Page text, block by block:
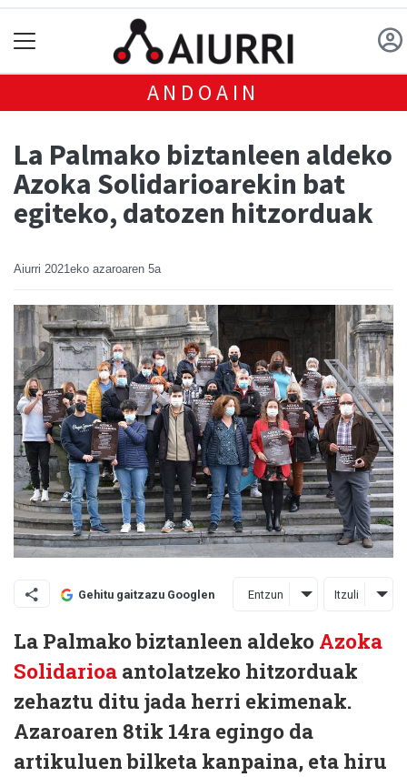
ANDOAIN
La Palmako biztanleen aldeko
Azoka Solidarioarekin bat
egiteko, datozen hitzorduak
Aiurri 2021eko azaroaren 5a
Gehitu gaitzazu Googlen Entzun Itzuli
La Palmako biztanleen aldeko Azoka
Solidarioa antolatzeko hitzorduak
zehaztu ditu jada herri ekimenak.
Azaroaren 8tik 14ra egingo da
artikuluen bilketa kanpaina, eta hiru